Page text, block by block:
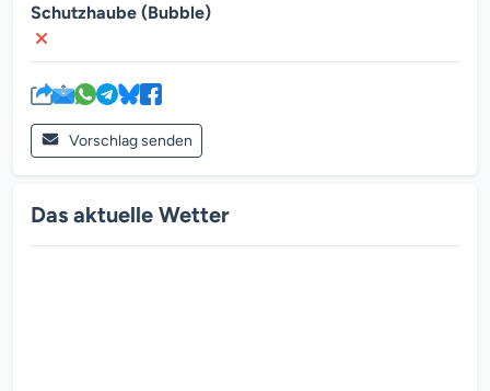
Schutzhaube (Bubble)
Vorschlag senden
Das aktuelle Wetter